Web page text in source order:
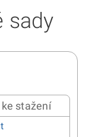
sady
stažení